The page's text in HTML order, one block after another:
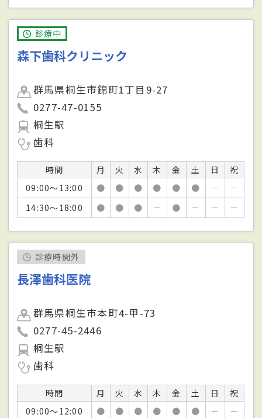
診療中
森下歯科クリニック
群馬県桐生市錦町1丁目9-27
0277-47-0155
桐生駅
歯科
時間 月 火 水 木 金 土 日
祝
09:00～13:00
● ● ● ● ● ● －
－
14:30～18:00
● ● ● － ● － － －
診療時間外
長澤歯科医院
群馬県桐生市本町4-甲-73
0277-45-2446
桐生駅
歯科
時間 月 火 水 木 金 土 日
祝
09:00～12:00
● ● ● ● ● ● －
－